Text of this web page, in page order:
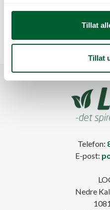
Tillat
Tillat
PACK
Telefon:
E-post:
Nedre